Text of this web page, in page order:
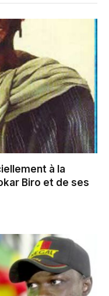
à la
Biro et de ses